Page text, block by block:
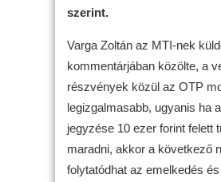
szerint.
Varga Zoltán az MTI-nek
kommentárjában közölte, a
részvények közül az OTP
legizgalmasabb, ugyanis ha
jegyzése 10 ezer forint felett
maradni, akkor a következő
folytatódhat az emelkedés